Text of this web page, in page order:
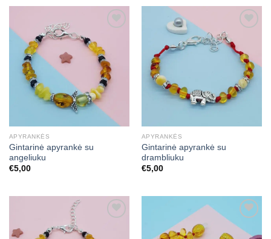
Mėgstamiausias
APYRANKĖS
Gintarinė apyrankė su
angeliuku
€5,00
Mėgstamiausias
APYRANKĖS
Gintarinė apyrankė su
drambliuku
€5,00
Mėgstamiausias Mėgstamiausias